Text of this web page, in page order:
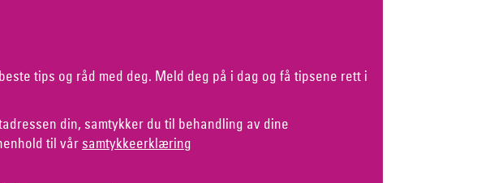
tips og råd med deg. Meld deg på i dag og få tipsene rett i
din, samtykker du til behandling av dine
til vår samtykkeerklæring